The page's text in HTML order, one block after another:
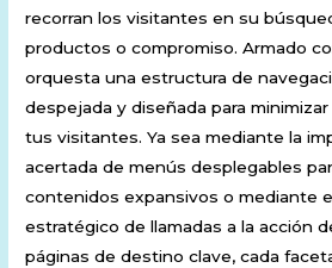
recorran los visitantes en su
productos o compromiso. Armado
orquesta una estructura de
despejada y diseñada para
tus visitantes. Ya sea mediante la
acertada de menús desplegables
contenidos expansivos o mediante
estratégico de llamadas a la acción
páginas de destino clave, cada